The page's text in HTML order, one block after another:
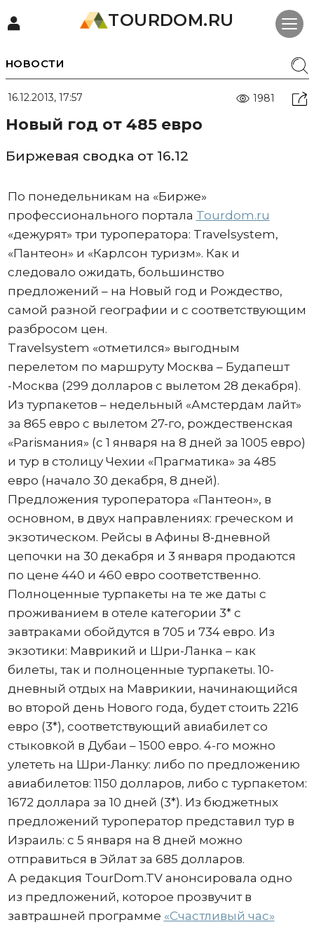
TOURDOM.RU
НОВОСТИ
16.12.2013, 17:57 1981
Новый год от 485 евро
Биржевая сводка от 16.12
По понедельникам на «Бирже»
профессионального портала Tourdom.ru
«дежурят» три туроператора: Travelsystem,
«Пантеон» и «Карлсон туризм». Как и
следовало ожидать, большинство
предложений – на Новый год и Рождество,
самой разной географии и с соответствующим
разбросом цен.
Travelsystem «отметился» выгодным
перелетом по маршруту Москва – Будапешт
-Москва (299 долларов с вылетом 28 декабря).
Из турпакетов – недельный «Амстердам лайт»
за 865 евро с вылетом 27-го, рождественская
«Parisмания» (с 1 января на 8 дней за 1005 евро)
и тур в столицу Чехии «Прагматика» за 485
евро (начало 30 декабря, 8 дней).
Предложения туроператора «Пантеон», в
основном, в двух направлениях: греческом и
экзотическом. Рейсы в Афины 8-дневной
цепочки на 30 декабря и 3 января продаются
по цене 440 и 460 евро соответственно.
Полноценные турпакеты на те же даты с
проживанием в отеле категории 3* с
завтраками обойдутся в 705 и 734 евро. Из
экзотики: Маврикий и Шри-Ланка – как
билеты, так и полноценные турпакеты. 10-
дневный отдых на Маврикии, начинающийся
во второй день Нового года, будет стоить 2216
евро (3*), соответствующий авиабилет со
стыковкой в Дубаи – 1500 евро. 4-го можно
улететь на Шри-Ланку: либо по предложению
авиабилетов: 1150 долларов, либо с турпакетом:
1672 доллара за 10 дней (3*). Из бюджетных
предложений туроператор представил тур в
Израиль: с 5 января на 8 дней можно
отправиться в Эйлат за 685 долларов.
А редакция TourDom.TV анонсировала одно
из предложений, которое прозвучит в
завтрашней программе «Счастливый час»